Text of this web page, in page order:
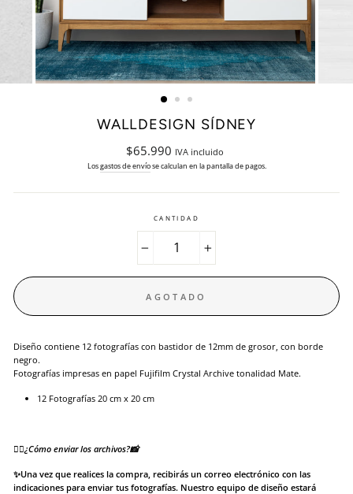
WALLDESIGN SÍDNEY
Precio
habitual
$65.990 IVA incluido
Losgastos de envíose calculan en la pantalla de pagos.
CANTIDAD
AGOTADO
Diseño contiene 12 fotografías con bastidor de 12mm de grosor, con borde
negro.
Fotografías impresas en papel Fujifilm Crystal Archive tonalidad Mate.
12 Fotografías 20 cm x 20 cm
👉🏻¿Cómo enviar los archivos?📸
✨Una vez que realices la compra, recibirás un correo electrónico con las
indicaciones para enviar tus fotografías. Nuestro equipo de diseño estará